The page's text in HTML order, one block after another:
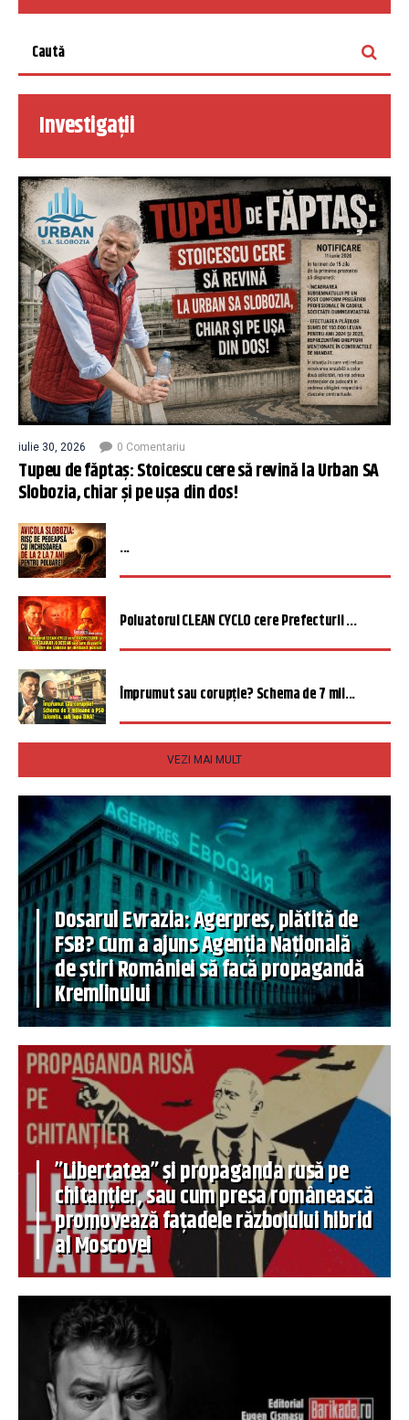
Investigații
iulie 30, 2026 0 Comentariu
Tupeu de făptaș: Stoicescu cere să revină la Urban SA
Slobozia, chiar și pe ușa din dos!
...
Poluatorul CLEAN CYCLO cere Prefecturii ...
Împrumut sau corupție? Schema de 7 mil...
VEZI MAI MULT
Dosarul Evrazia: Agerpres, plătită de
FSB? Cum a ajuns Agenția Națională
de știri României să facă propagandă
Kremlinului
”Libertatea” și propaganda rusă pe
chitanțier, sau cum presa românească
promovează fațadele războiului hibrid
al Moscovei